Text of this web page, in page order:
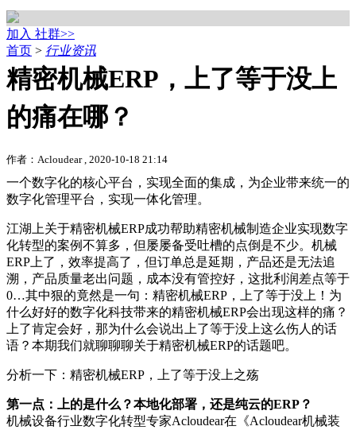
加入 社群>>
首页 > 行业资讯
精密机械ERP，上了等于没上
的痛在哪？
作者：Acloudear , 2020-10-18 21:14
一个数字化的核心平台，实现全面的集成，为企业带来统一的
数字化管理平台，实现一体化管理。
江湖上关于精密机械ERP成功帮助精密机械制造企业实现数字
化转型的案例不算多，但屡屡备受吐槽的点倒是不少。机械
ERP上了，效率提高了，但订单总是延期，产品还是无法追
溯，产品质量老出问题，成本没有管控好，这批利润差点等于
0…其中狠的竟然是一句：精密机械ERP，上了等于没上！为
什么好好的数字化科技带来的精密机械ERP会出现这样的痛？
上了肯定会好，那为什么会说出上了等于没上这么伤人的话
语？本期我们就聊聊聊关于精密机械ERP的话题吧。
分析一下：精密机械ERP，上了等于没上之殇
第一点：上的是什么？本地化部署，还是纯云的ERP？
机械设备行业数字化转型专家Acloudear在《Acloudear机械装